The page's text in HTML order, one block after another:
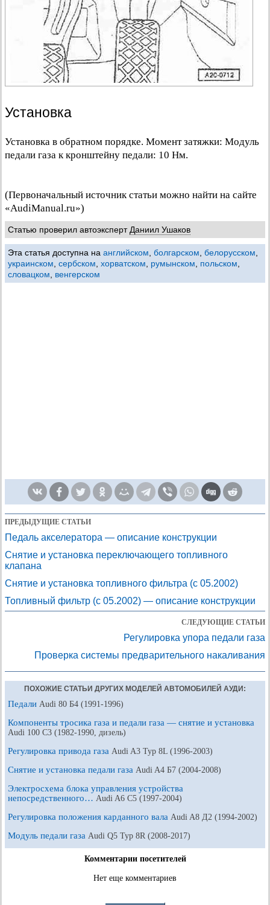
Установка
Установка в обратном порядке. Момент затяжки: Модуль
педали газа к кронштейну педали: 10 Нм.
(Первоначальный источник статьи можно найти на сайте
«AudiManual.ru»)
Статью проверил автоэксперт Даниил Ушаков
Эта статья доступна на английском болгарском белорусском
украинском сербском хорватском румынском польском
словацком
венгерском
ПРЕДЫДУЩИЕ СТАТЬИ
Педаль акселератора — описание конструкции
Снятие и установка переключающего топливного
клапана
Снятие и установка топливного фильтра (с 05.2002)
Топливный фильтр (с 05.2002) — описание конструкции
СЛЕДУЮЩИЕ СТАТЬИ
Регулировка упора педали газа
Проверка системы предварительного накаливания
ПОХОЖИЕ СТАТЬИ ДРУГИХ МОДЕЛЕЙ АВТОМОБИЛЕЙ АУДИ:
Педали Audi 80 Б4 (1991-1996)
Компоненты тросика газа и педали газа — снятие и установка
Audi 100 С3 (1982-1990, дизель)
Регулировка привода газа Audi A3 Typ 8L (1996-2003)
Снятие и установка педали газа Audi A4 Б7 (2004-2008)
Электросхема блока управления устройства
непосредственного… Audi A6 С5 (1997-2004)
Регулировка положения карданного вала Audi A8 Д2 (1994-2002)
Модуль педали газа Audi Q5 Typ 8R (2008-2017)
Комментарии посетителей
Нет еще комментариев